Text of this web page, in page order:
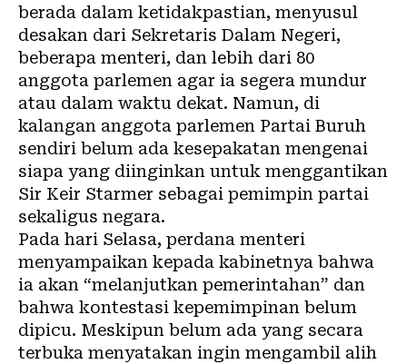
berada dalam ketidakpastian, menyusul
desakan dari Sekretaris Dalam Negeri,
beberapa menteri, dan lebih dari 80
anggota parlemen agar ia segera mundur
atau dalam waktu dekat. Namun, di
kalangan anggota parlemen Partai Buruh
sendiri belum ada kesepakatan mengenai
siapa yang diinginkan untuk menggantikan
Sir Keir Starmer sebagai pemimpin partai
sekaligus negara.
Pada hari Selasa, perdana menteri
menyampaikan kepada kabinetnya bahwa
ia akan “melanjutkan pemerintahan” dan
bahwa kontestasi kepemimpinan belum
dipicu. Meskipun belum ada yang secara
terbuka menyatakan ingin mengambil alih